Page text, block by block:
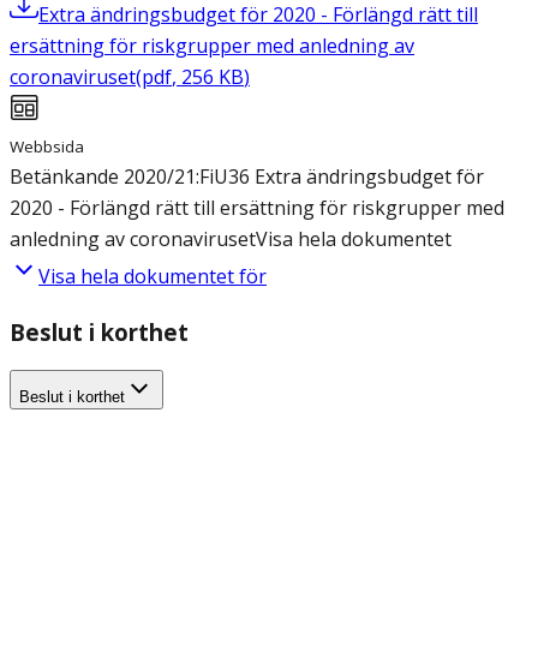
Extra ändringsbudget för 2020 - Förlängd rätt till
ersättning för riskgrupper med anledning av
coronaviruset(pdf, 256 KB)
Webbsida
Betänkande 2020/21:FiU36 Extra ändringsbudget för
2020 - Förlängd rätt till ersättning för riskgrupper med
anledning av coronavirusetVisa hela dokumentet
Visa hela dokumentet för
Beslut i korthet
Beslut i korthet